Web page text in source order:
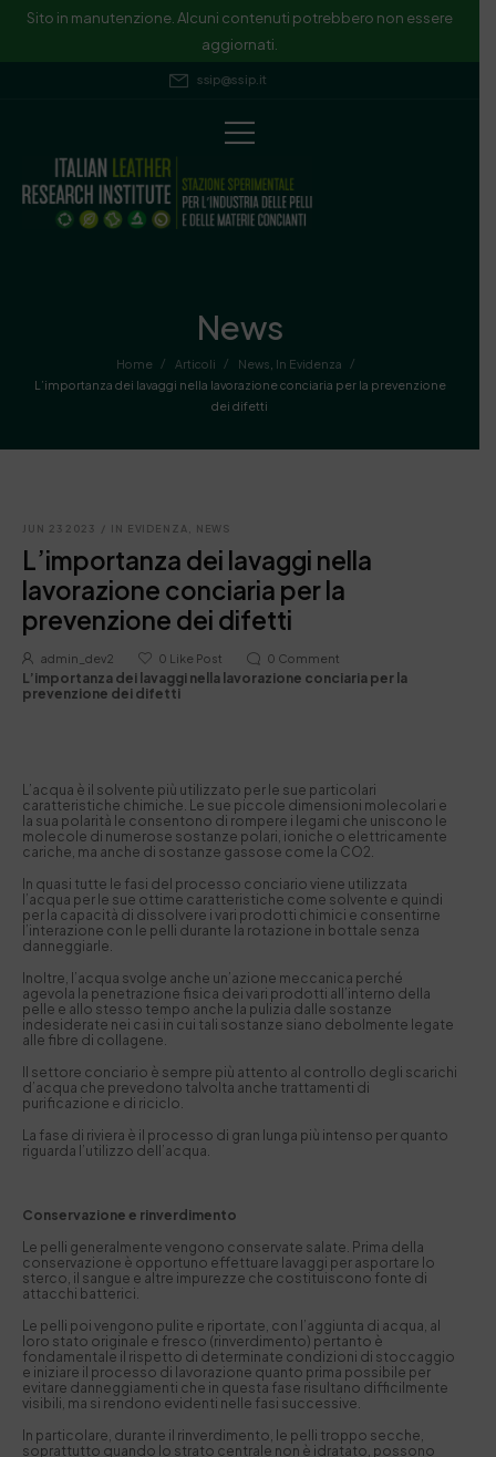
Sito in manutenzione. Alcuni contenuti potrebbero non essere
aggiornati.
ssip@ssip.it
News
Home / Articoli / News In Evidenza
/
L’importanza dei lavaggi nella lavorazione conciaria per la prevenzione
dei difetti
JUN 23 2023 / IN EVIDENZA, NEWS
L’importanza dei lavaggi nella
lavorazione conciaria per la
prevenzione dei difetti
admin_dev2 0 Like Post 0 Comment
L’importanza dei lavaggi nella lavorazione conciaria per la
prevenzione dei difetti
L’acqua è il solvente più utilizzato per le sue particolari
caratteristiche chimiche. Le sue piccole dimensioni molecolari e
la sua polarità le consentono di rompere i legami che uniscono le
molecole di numerose sostanze polari, ioniche o elettricamente
cariche, ma anche di sostanze gassose come la CO2.
In quasi tutte le fasi del processo conciario viene utilizzata
l’acqua per le sue ottime caratteristiche come solvente e quindi
per la capacità di dissolvere i vari prodotti chimici e consentirne
l’interazione con le pelli durante la rotazione in bottale senza
danneggiarle.
Inoltre, l’acqua svolge anche un’azione meccanica perché
agevola la penetrazione fisica dei vari prodotti all’interno della
pelle e allo stesso tempo anche la pulizia dalle sostanze
indesiderate nei casi in cui tali sostanze siano debolmente legate
alle fibre di collagene.
Il settore conciario è sempre più attento al controllo degli scarichi
d’acqua che prevedono talvolta anche trattamenti di
purificazione e di riciclo.
La fase di riviera è il processo di gran lunga più intenso per quanto
riguarda l’utilizzo dell’acqua.
Conservazione e rinverdimento
Le pelli generalmente vengono conservate salate. Prima della
conservazione è opportuno effettuare lavaggi per asportare lo
sterco, il sangue e altre impurezze che costituiscono fonte di
attacchi batterici.
Le pelli poi vengono pulite e riportate, con l’aggiunta di acqua, al
loro stato originale e fresco (rinverdimento) pertanto è
fondamentale il rispetto di determinate condizioni di stoccaggio
e iniziare il processo di lavorazione quanto prima possibile per
evitare danneggiamenti che in questa fase risultano difficilmente
visibili, ma si rendono evidenti nelle fasi successive.
In particolare, durante il rinverdimento, le pelli troppo secche,
soprattutto quando lo strato centrale non è idratato, possono